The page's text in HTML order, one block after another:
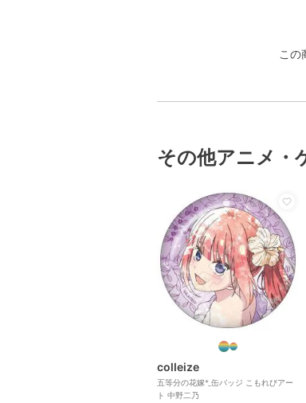
この
その他アニメ・
colleize
五等分の花嫁*_缶バッジ こもれびアー
ト 中野二乃